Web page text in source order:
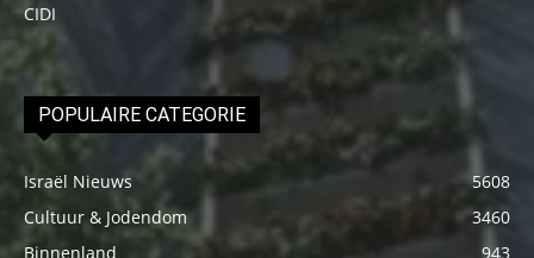
CIDI
POPULAIRE CATEGORIE
Israël Nieuws
5608
Cultuur & Jodendom
3460
Binnenland
943